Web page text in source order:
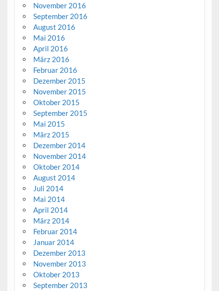
November 2016
September 2016
August 2016
Mai 2016
April 2016
März 2016
Februar 2016
Dezember 2015
November 2015
Oktober 2015
September 2015
Mai 2015
März 2015
Dezember 2014
November 2014
Oktober 2014
August 2014
Juli 2014
Mai 2014
April 2014
März 2014
Februar 2014
Januar 2014
Dezember 2013
November 2013
Oktober 2013
September 2013